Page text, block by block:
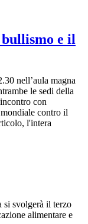
e il
nell’aula magna
le sedi della
con
contro il
l'intera
si svolgerà il terzo
alimentare e